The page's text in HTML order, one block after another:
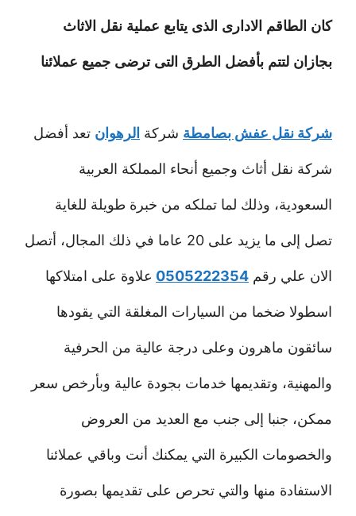
كان الطاقم الادارى الذى يتابع عملية نقل الاثاث
بجازان لتتم بأفضل الطرق التى ترضى جميع عملائنا
شركة نقل عفش بصامطة شركة الرهوان تعد أفضل
شركة نقل أثاث وجميع أنحاء المملكة العربية
السعودية، وذلك لما تملكه من خبرة طويلة للغاية
تصل إلى ما يزيد على 20 عاما في ذلك المجال، أتصل
الان علي رقم 0505222354 علاوة على امتلاكها
اسطولا ضخما من السيارات المغلقة التي يقودها
سائقون ماهرون وعلى درجة عالية من الحرفية
والمهنية، وتقديمها خدمات بجودة عالية وبأرخص سعر
ممكن، جنبا إلى جنب مع العديد من العروض
والخصومات الكبيرة التي يمكنك أنت وباقي عملائنا
الاستفادة منها والتي تحرص على تقديمها بصورة